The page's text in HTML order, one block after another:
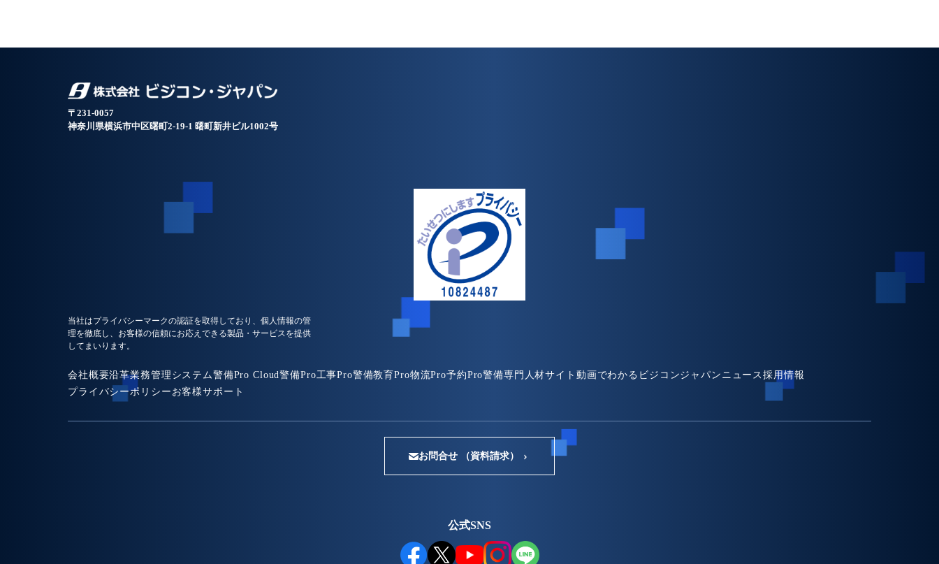
〒231-0057
神奈川県横浜市中区曙町2-19-1 曙町新井ビル1002号
当社はプライバシーマークの認証を取得しており、個人情報の管
理を徹底し、お客様の信頼にお応えできる製品・サービスを提供
してまいります。
会社概要沿革業務管理システム警備Pro Cloud警備Pro工事Pro警備教育Pro物流Pro予約Pro警備専門人材サイト 動画でわかるビジコンジャパン ニュース採用情報
プライバシーポリシー お客様サポート
お問合せ （資料請求）
公式SNS